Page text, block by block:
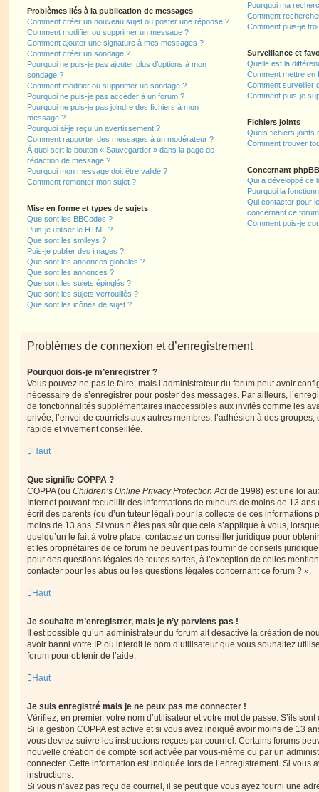
Problèmes liés à la publication de messages
Comment créer un nouveau sujet ou poster une réponse ?
Comment modifier ou supprimer un message ?
Comment ajouter une signature à mes messages ?
Comment créer un sondage ?
Pourquoi ne puis-je pas ajouter plus d’options à mon
sondage ?
Comment modifier ou supprimer un sondage ?
Pourquoi ne puis-je pas accéder à un forum ?
Pourquoi ne puis-je pas joindre des fichiers à mon
message ?
Pourquoi ai-je reçu un avertissement ?
Comment rapporter des messages à un modérateur ?
À quoi sert le bouton « Sauvegarder » dans la page de
rédaction de message ?
Pourquoi mon message doit être validé ?
Comment remonter mon sujet ?
Mise en forme et types de sujets
Que sont les BBCodes ?
Puis-je utiliser le HTML ?
Que sont les smileys ?
Puis-je publier des images ?
Que sont les annonces globales ?
Que sont les annonces ?
Que sont les sujets épinglés ?
Que sont les sujets verrouillés ?
Que sont les icônes de sujet ?
Pourquoi ma
Comment
Comment puis-je
Surveillance et
Quelle est la
Comment mettre en
Comment surveiller
Comment puis-je
Fichiers joints
Quels fichiers joints
Comment trouver
Concernant phpBB
Qui a développé ce
Pourquoi la
Qui contacter pour
concernant ce
Comment puis-je
Problèmes de connexion et d’enregistrement
Pourquoi dois-je m’enregistrer ?
Vous pouvez ne pas le faire, mais l’administrateur du forum peut avoir
nécessaire de s’enregistrer pour poster des messages. Par ailleurs,
de fonctionnalités supplémentaires inaccessibles aux invités comme les
privée, l’envoi de courriels aux autres membres, l’adhésion à des groupes,
rapide et vivement conseillée.
Haut
Que signifie COPPA ?
COPPA (ou Children’s Online Privacy Protection Actde 1998) est une loi
Internet pouvant recueillir des informations de mineurs de moins de 13
écrit des parents (ou d’un tuteur légal) pour la collecte de ces informations
moins de 13 ans. Si vous n’êtes pas sûr que cela s’applique à vous,
quelqu’un le fait à votre place, contactez un conseiller juridique pour
et les propriétaires de ce forum ne peuvent pas fournir de conseils
pour des questions légales de toutes sortes, à l’exception de celles
contacter pour les abus ou les questions légales concernant ce forum ? ».
Haut
Je souhaite m’enregistrer, mais je n’y parviens pas !
Il est possible qu’un administrateur du forum ait désactivé la création de
avoir banni votre IP ou interdit le nom d’utilisateur que vous souhaitez
forum pour obtenir de l’aide.
Haut
Je suis enregistré mais je ne peux pas me connecter !
Vérifiez, en premier, votre nom d’utilisateur et votre mot de passe. S’ils
Si la gestion COPPA est active et si vous avez indiqué avoir moins de 13
vous devrez suivre les instructions reçues par courriel. Certains forums
nouvelle création de compte soit activée par vous-même ou par un
connecter. Cette information est indiquée lors de l’enregistrement. Si vous
instructions.
Si vous n’avez pas reçu de courriel, il se peut que vous ayez fourni une